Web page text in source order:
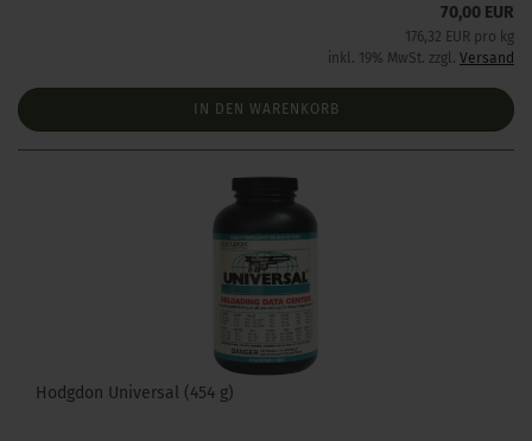
70,00 EUR
176,32 EUR pro kg
inkl. 19% MwSt. zzgl. Versand
IN DEN WARENKORB
Hodgdon Universal (454 g)